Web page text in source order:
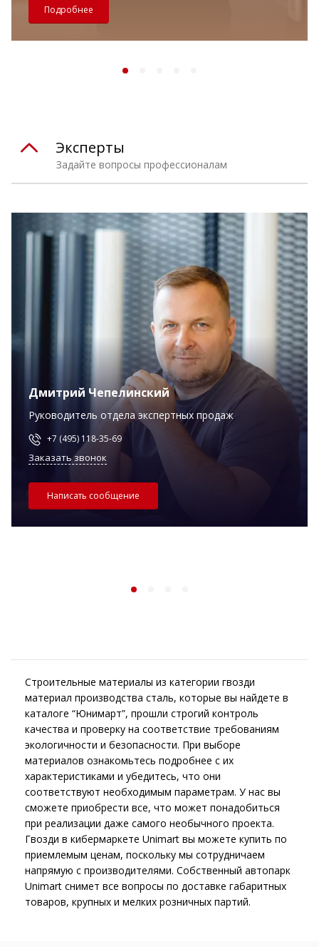
Подробнее
Задайте вопросы профессионалам
Эксперты
Дмитрий Чепелинский
Руководитель отдела экспертных продаж
+7 (495) 118-35-69
Заказать звонок
Написать сообщение
Строительные материалы из категории гвозди
материал производства сталь, которые вы найдете в
каталоге “Юнимарт”, прошли строгий контроль
качества и проверку на соответствие требованиям
экологичности и безопасности. При выборе
материалов ознакомьтесь подробнее с их
характеристиками и убедитесь, что они
соответствуют необходимым параметрам. У нас вы
сможете приобрести все, что может понадобиться
при реализации даже самого необычного проекта.
Гвозди в кибермаркете Unimart вы можете купить по
приемлемым ценам, поскольку мы сотрудничаем
напрямую с производителями. Собственный автопарк
Unimart снимет все вопросы по доставке габаритных
товаров, крупных и мелких розничных партий.